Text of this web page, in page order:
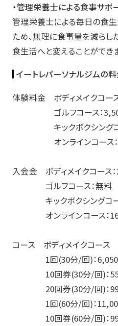
・管理栄養士による食事サポ
管理栄養士による毎日の食
ため、無理に食事量を減らし
食生活へと変えることができ
イートレパーソナルジムの
体験料金 ボディメイクコー
ゴルフコース：
キックボクシングコ
オンラインコース：
入会金 ボディメイクコース
ゴルフコース：無料
キックボクシングコー
オンラインコース：
コース ボディメイクコース
1回(30分/回)：6,050
10回券(30分/回)：
20回券(30分/回)：
1回(60分/回)：
10回券(60分/回)：